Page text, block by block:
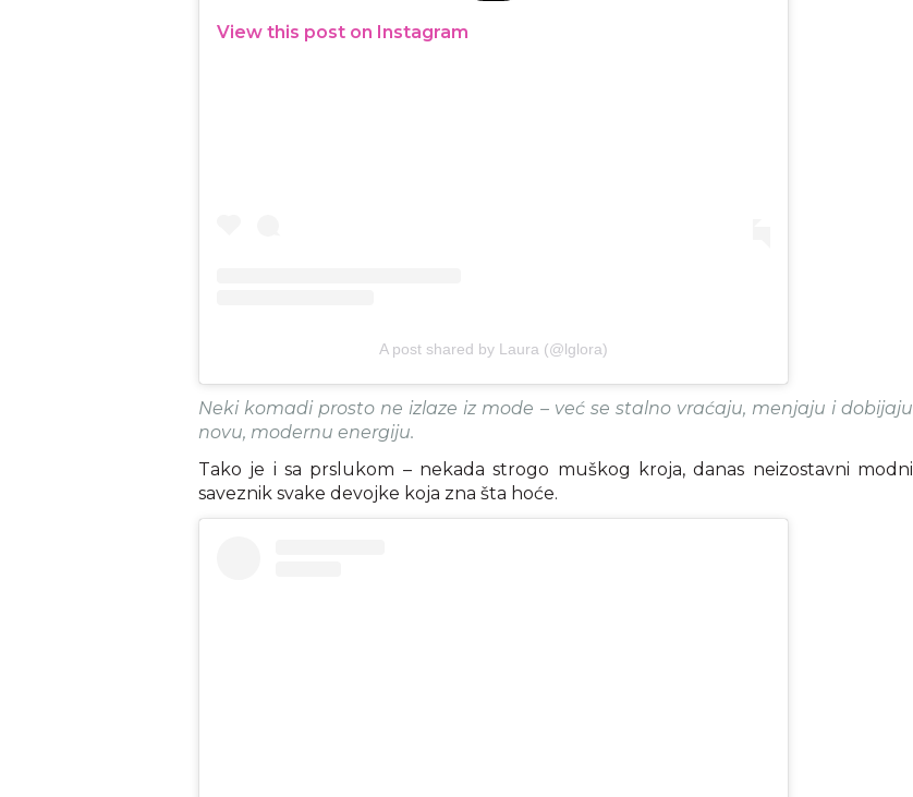
View this post on Instagram
A post shared by Laura (@lglora)
Neki komadi prosto ne izlaze iz mode – već se stalno vraćaju, menjaju i dobijaju
novu, modernu energiju.
Tako je i sa prslukom – nekada strogo muškog kroja, danas neizostavni modni
saveznik svake devojke koja zna šta hoće.